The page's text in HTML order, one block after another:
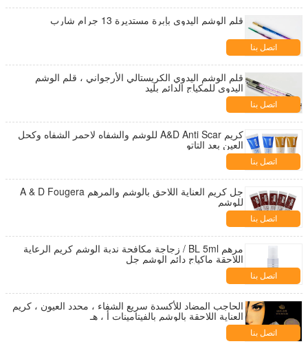
قلم الوشم اليدوي بإبرة مستديرة 13 جرام شارب
اتصل بنا
قلم الوشم اليدوي الكريستالي الأرجواني ، قلم الوشم
اليدوي للمكياج الدائم بليد
اتصل بنا
كريم A&D Anti Scar للوشم والشفاه لاحمر الشفاه وكحل
العين بعد التاتو
اتصل بنا
جل كريم العناية اللاحق بالوشم والمرهم A & D Fougera
للوشم
اتصل بنا
مرهم BL 5ml / زجاجة مكافحة ندبة الوشم كريم الرعاية
اللاحقة ماكياج دائم الوشم جل
اتصل بنا
الحاجب المضاد للأكسدة سريع الشفاء ، محدد العيون ، كريم
العناية اللاحقة بالوشم بالفيتامينات أ ، هـ
اتصل بنا